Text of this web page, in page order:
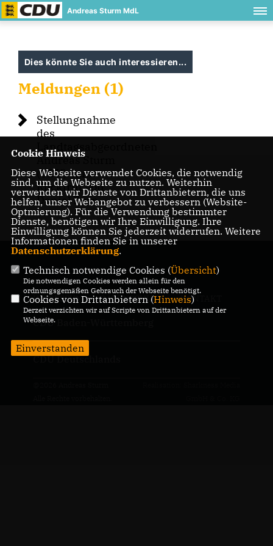
Andreas Sturm MdL
Dies könnte Sie auch interessieren...
Meldungen (1)
Stellungnahme
des
Landtagsabgeordneten
Andreas Sturm
(CDU) zum
Rücktritt von
Daniel Born
IMPRESSUM DATENSCHUTZ KONTAKT
CDU Baden-Württemberg
CDU Deutschlands
Cookie Hinweis
Diese Webseite verwendet Cookies, die notwendig
sind, um die Webseite zu nutzen. Weiterhin
verwenden wir Dienste von Drittanbietern, die uns
helfen, unser Webangebot zu verbessern (Website-
Optmierung). Für die Verwendung bestimmter
Dienste, benötigen wir Ihre Einwilligung. Ihre
Einwilligung können Sie jederzeit widerrufen. Weitere
Informationen finden Sie in unserer
Datenschutzerklärung.
Technisch notwendige Cookies (Übersicht)
Die notwendigen Cookies werden allein für den
ordnungsgemäßen Gebrauch der Webseite benötigt.
Cookies von Drittanbietern (Hinweis)
Derzeit verzichten wir auf Scripte von Drittanbietern auf der
Webseite.
Einverstanden